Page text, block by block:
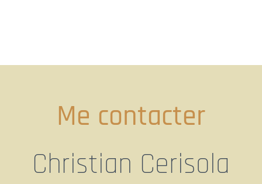
Me contacter
Christian Cerisola